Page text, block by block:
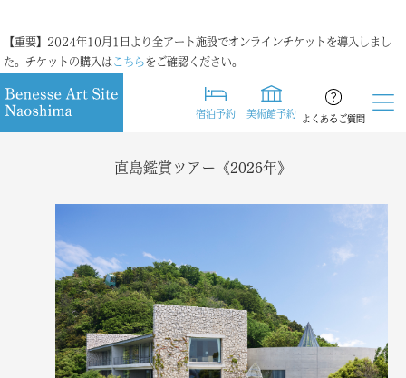
【重要】2024年10月1日より全アート施設でオンラインチケットを導入しまし
た。チケットの購入は こちらをご確認ください。
宿泊予約 美術館予約 よくあるご質問
直島鑑賞ツアー《2026年》